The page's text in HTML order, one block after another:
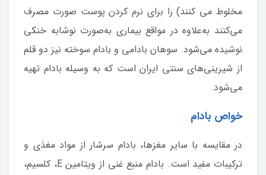
مخلوط می کنند) را برای نرم کردن پوست صورت مصرف
می‌کنند به‌علاوه در مواقع بیماری به‌صورت نوشابه خنکی
نوشیده می‌شود. سوهان بادامی و بادام سوخته نیز دو قلم
از شیرینی‌های سنتی ایران است که به وسیله بادام تهیه
می‌شود.
خواص بادام
در مقایسه با سایر مغزها، بادام سرشار از مواد مغذی و
ترکیبات مفید است. بادام منبع غنی از ویتامین E، کلسیم،